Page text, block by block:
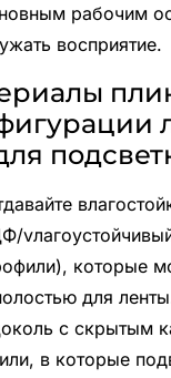
рабочим
восприятие.
которые
для
с скрытым
в которые